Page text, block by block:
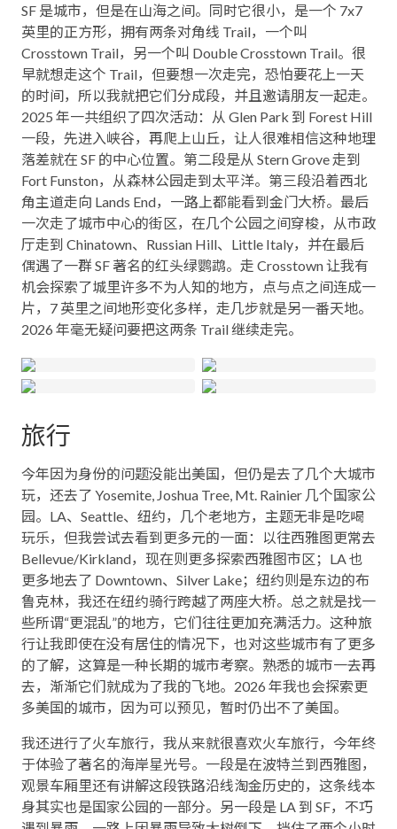
SF 是城市，但是在山海之间。同时它很小，是一个 7x7
英里的正方形，拥有两条对角线 Trail，一个叫
Crosstown Trail，另一个叫 Double Crosstown Trail。很
早就想走这个 Trail，但要想一次走完，恐怕要花上一天
的时间，所以我就把它们分成段，并且邀请朋友一起走。
2025 年一共组织了四次活动：从 Glen Park 到 Forest Hill
一段，先进入峡谷，再爬上山丘，让人很难相信这种地理
落差就在 SF 的中心位置。第二段是从 Stern Grove 走到
Fort Funston，从森林公园走到太平洋。第三段沿着西北
角主道走向 Lands End，一路上都能看到金门大桥。最后
一次走了城市中心的街区，在几个公园之间穿梭，从市政
厅走到 Chinatown、Russian Hill、Little Italy，并在最后
偶遇了一群 SF 著名的红头绿鹦鹉。走 Crosstown 让我有
机会探索了城里许多不为人知的地方，点与点之间连成一
片，7 英里之间地形变化多样，走几步就是另一番天地。
2026 年毫无疑问要把这两条 Trail 继续走完。
旅行
今年因为身份的问题没能出美国，但仍是去了几个大城市
玩，还去了 Yosemite, Joshua Tree, Mt. Rainier 几个国家公
园。LA、Seattle、纽约，几个老地方，主题无非是吃喝
玩乐，但我尝试去看到更多元的一面：以往西雅图更常去
Bellevue/Kirkland，现在则更多探索西雅图市区；LA 也
更多地去了 Downtown、Silver Lake；纽约则是东边的布
鲁克林，我还在纽约骑行跨越了两座大桥。总之就是找一
些所谓“更混乱”的地方，它们往往更加充满活力。这种旅
行让我即使在没有居住的情况下，也对这些城市有了更多
的了解，这算是一种长期的城市考察。熟悉的城市一去再
去，渐渐它们就成为了我的飞地。2026 年我也会探索更
多美国的城市，因为可以预见，暂时仍出不了美国。
我还进行了火车旅行，我从来就很喜欢火车旅行，今年终
于体验了著名的海岸星光号。一段是在波特兰到西雅图，
观景车厢里还有讲解这段铁路沿线淘金历史的，这条线本
身其实也是国家公园的一部分。另一段是 LA 到 SF，不巧